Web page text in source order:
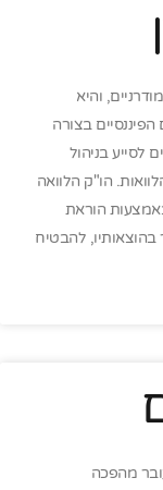
והיא
בצורה
לסייע בניהול
הו"ק הלוואה
הוראת
להבטיח
מהפכה